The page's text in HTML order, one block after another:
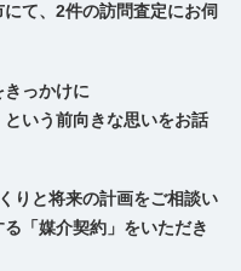
て、2件の訪問査定にお伺
っかけに
という前向きな思いをお話
りと将来の計画をご相談い
「媒介契約」をいただき